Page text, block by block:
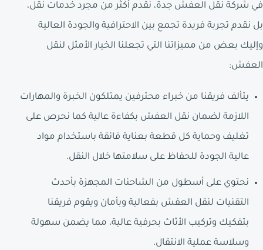
في شركة نقل العفش جدة، نقدم أكثر من مجرد خدمات نقل،
بل نقدم تجربة فريدة تجمع بين الاحترافية والجودة العالية
وإليك بعض من مميزاتنا التي تجعلنا الخيار الأمثل لنقل
العفش:
يتألف فريقنا من خبراء محترفين يمتلكون الخبرة والمهارات
اللازمة لضمان نقل العفش بكفاءة عالية كما نحرص على
تغليف وحماية كل قطعة بعناية فائقة باستخدام مواد
عالية الجودة للحفاظ على سلامتها خلال النقل.
نحتوي على أسطول من الشاحنات المجهزة بأحدث
التقنيات لنقل العفش بفعالية وبأمان ويقوم فريقنا
بتفكيك وتركيب الأثاث بحرفية عالية، مما يضمن سهولة
وسلاسة عملية الانتقال.